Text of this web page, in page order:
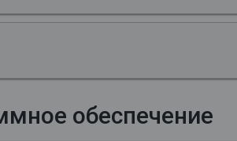
обеспечение